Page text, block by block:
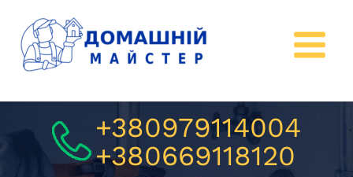
содержимому
+380979114004
+380669118120